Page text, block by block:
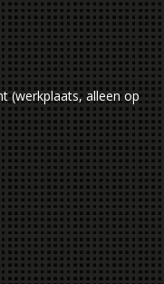
(werkplaats, alleen op